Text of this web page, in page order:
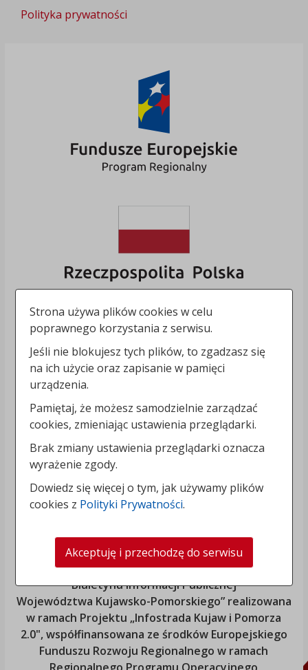
Polityka prywatności
„Rozbudowa i modernizacja Systemu Regionalnego
Biuletynu Informacji Publicznej
Województwa Kujawsko-Pomorskiego” realizowana
w ramach Projektu „Infostrada Kujaw i Pomorza
2.0", współfinansowana ze środków Europejskiego
Funduszu Rozwoju Regionalnego w ramach
Strona używa plików cookies w celu
poprawnego korzystania z serwisu.
Jeśli nie blokujesz tych plików, to zgadzasz się
na ich użycie oraz zapisanie w pamięci
urządzenia.
Pamiętaj, że możesz samodzielnie zarządzać
cookies, zmieniając ustawienia przeglądarki.
Brak zmiany ustawienia przeglądarki oznacza
wyrażenie zgody.
Dowiedz się więcej o tym, jak używamy plików
cookies z Polityki Prywatności.
Akceptuję i przechodzę do serwisu